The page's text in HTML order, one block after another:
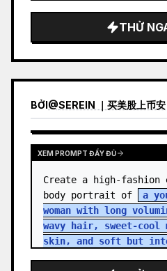
THỬ
BỞI@SEREIN ｜买美股上币安
XEM PROMPT ĐẦY ĐỦ
Create a high-
body portrait of
a
woman with long
wavy hair, sweet-cool
skin, and soft but